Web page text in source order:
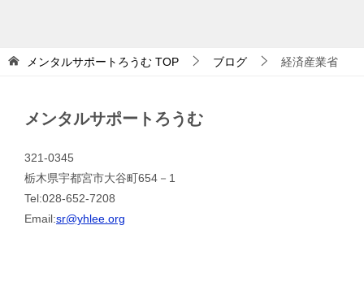
メンタルサポートろうむ TOP ブログ 経済産業省
メンタルサポートろうむ
321-0345
栃木県宇都宮市大谷町654－1
Tel:028-652-7208
Email:sr@yhlee.org